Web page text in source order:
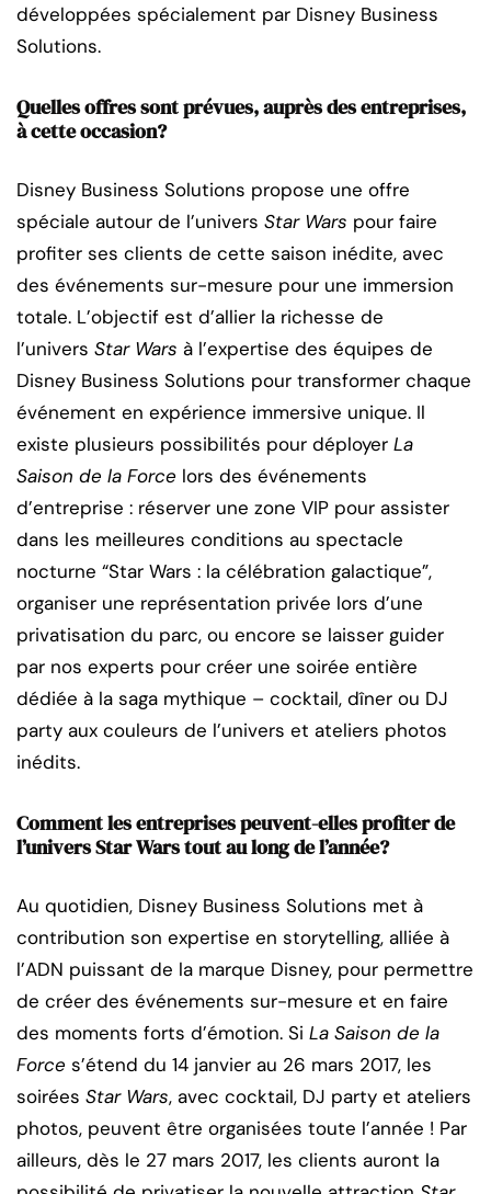
développées spécialement par Disney Business
Solutions.
Quelles offres sont prévues, auprès des entreprises,
à cette occasion?
Disney Business Solutions propose une offre
spéciale autour de l’univers Star Wars pour faire
profiter ses clients de cette saison inédite, avec
des événements sur-mesure pour une immersion
totale. L’objectif est d’allier la richesse de
l’univers Star Wars à l’expertise des équipes de
Disney Business Solutions pour transformer chaque
événement en expérience immersive unique. Il
existe plusieurs possibilités pour déployer La
Saison de la Force lors des événements
d’entreprise : réserver une zone VIP pour assister
dans les meilleures conditions au spectacle
nocturne “Star Wars : la célébration galactique”,
organiser une représentation privée lors d’une
privatisation du parc, ou encore se laisser guider
par nos experts pour créer une soirée entière
dédiée à la saga mythique – cocktail, dîner ou DJ
party aux couleurs de l’univers et ateliers photos
inédits.
Comment les entreprises peuvent-elles profiter de
l’univers Star Wars tout au long de l’année?
Au quotidien, Disney Business Solutions met à
contribution son expertise en storytelling, alliée à
l’ADN puissant de la marque Disney, pour permettre
de créer des événements sur-mesure et en faire
des moments forts d’émotion. Si La Saison de la
Force s’étend du 14 janvier au 26 mars 2017, les
soirées Star Wars, avec cocktail, DJ party et ateliers
photos, peuvent être organisées toute l’année ! Par
ailleurs, dès le 27 mars 2017, les clients auront la